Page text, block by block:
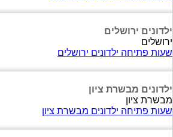
ילדונים ירושלים
ירושלים
שעות פתיחה ילדונים ירושלים
ילדונים מבשרת ציון
מבשרת ציון
שעות פתיחה ילדונים מבשרת ציון